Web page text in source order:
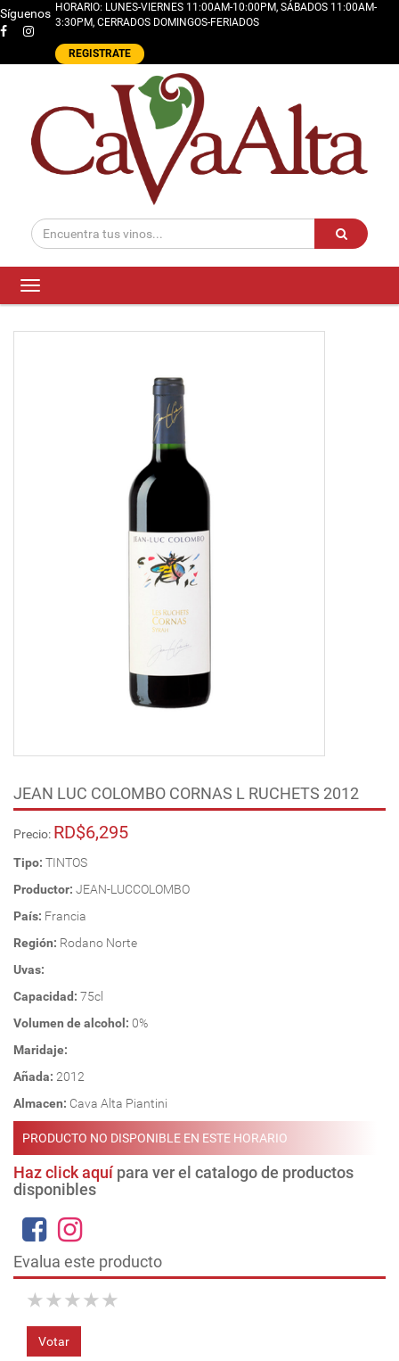
Síguenos HORARIO: LUNES-VIERNES 11:00AM-10:00PM, SÁBADOS 11:00AM-
3:30PM, CERRADOS DOMINGOS-FERIADOS
REGISTRATE
Toggle
navigation
JEAN LUC COLOMBO CORNAS L RUCHETS 2012
Precio: RD$6,295
Tipo: TINTOS
Productor: JEAN-LUCCOLOMBO
País: Francia
Región: Rodano Norte
Uvas:
Capacidad: 75cl
Volumen de alcohol: 0%
Maridaje:
Añada: 2012
Almacen: Cava Alta Piantini
PRODUCTO NO DISPONIBLE EN ESTE HORARIO
Haz click aquípara ver el catalogo de productos
disponibles
Evalua este producto
★
★
★
★
★
Votar